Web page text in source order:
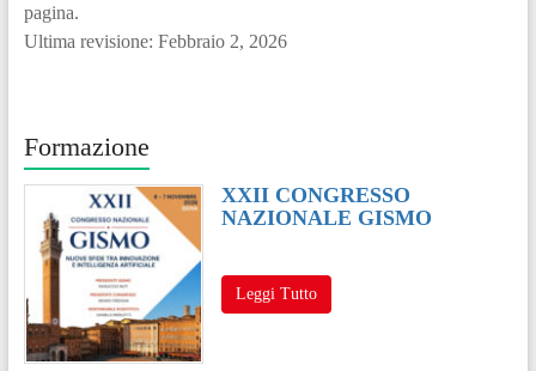
pagina.
Ultima revisione: Febbraio 2, 2026
Formazione
XXII CONGRESSO
NAZIONALE GISMO
Leggi Tutto